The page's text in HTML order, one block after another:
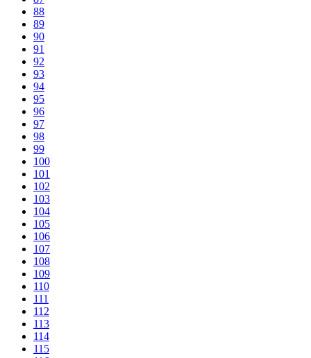
88
89
90
91
92
93
94
95
96
97
98
99
100
101
102
103
104
105
106
107
108
109
110
111
112
113
114
115